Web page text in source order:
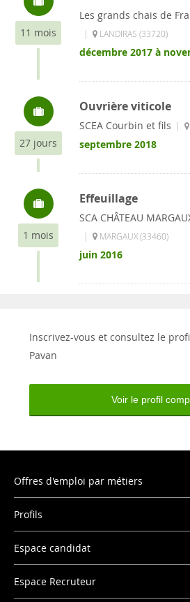
11 mois
Les grands chais de
| LANDIRAS (33720)
décembre 2017 à
27 jours
Ouvrière viticole
SCEA Courbin et fils |
septembre 2018
1 mois
Effeuillage
SCA CHÂTEAU
| MARGAUX (33460)
juin 2016
Inscrivez-vous et consultez le
Pavan
Voir le profil
Offres d'emploi par métiers
Profils
Espace candidat
Espace Recruteur